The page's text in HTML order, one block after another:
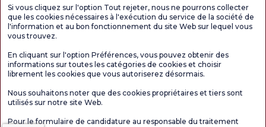
Le contenu de cette page est fourni à titre informatif uniquement. N'hésitez pas à
consulter votre médecin pour obtenir un diagnostic et un traitement.
06.08.2026
Si vous cliquez sur l'option Tout rejeter, nous ne pourrons collecter
que les cookies nécessaires à l'exécution du service de la société de
l'information et au bon fonctionnement du site Web sur lequel vous
vous trouvez.
En cliquant sur l'option Préférences, vous pouvez obtenir des
informations sur toutes les catégories de cookies et choisir
librement les cookies que vous autoriserez désormais.
Nous souhaitons noter que des cookies propriétaires et tiers sont
utilisés sur notre site Web.
Pour le formulaire de candidature au responsable du traitement